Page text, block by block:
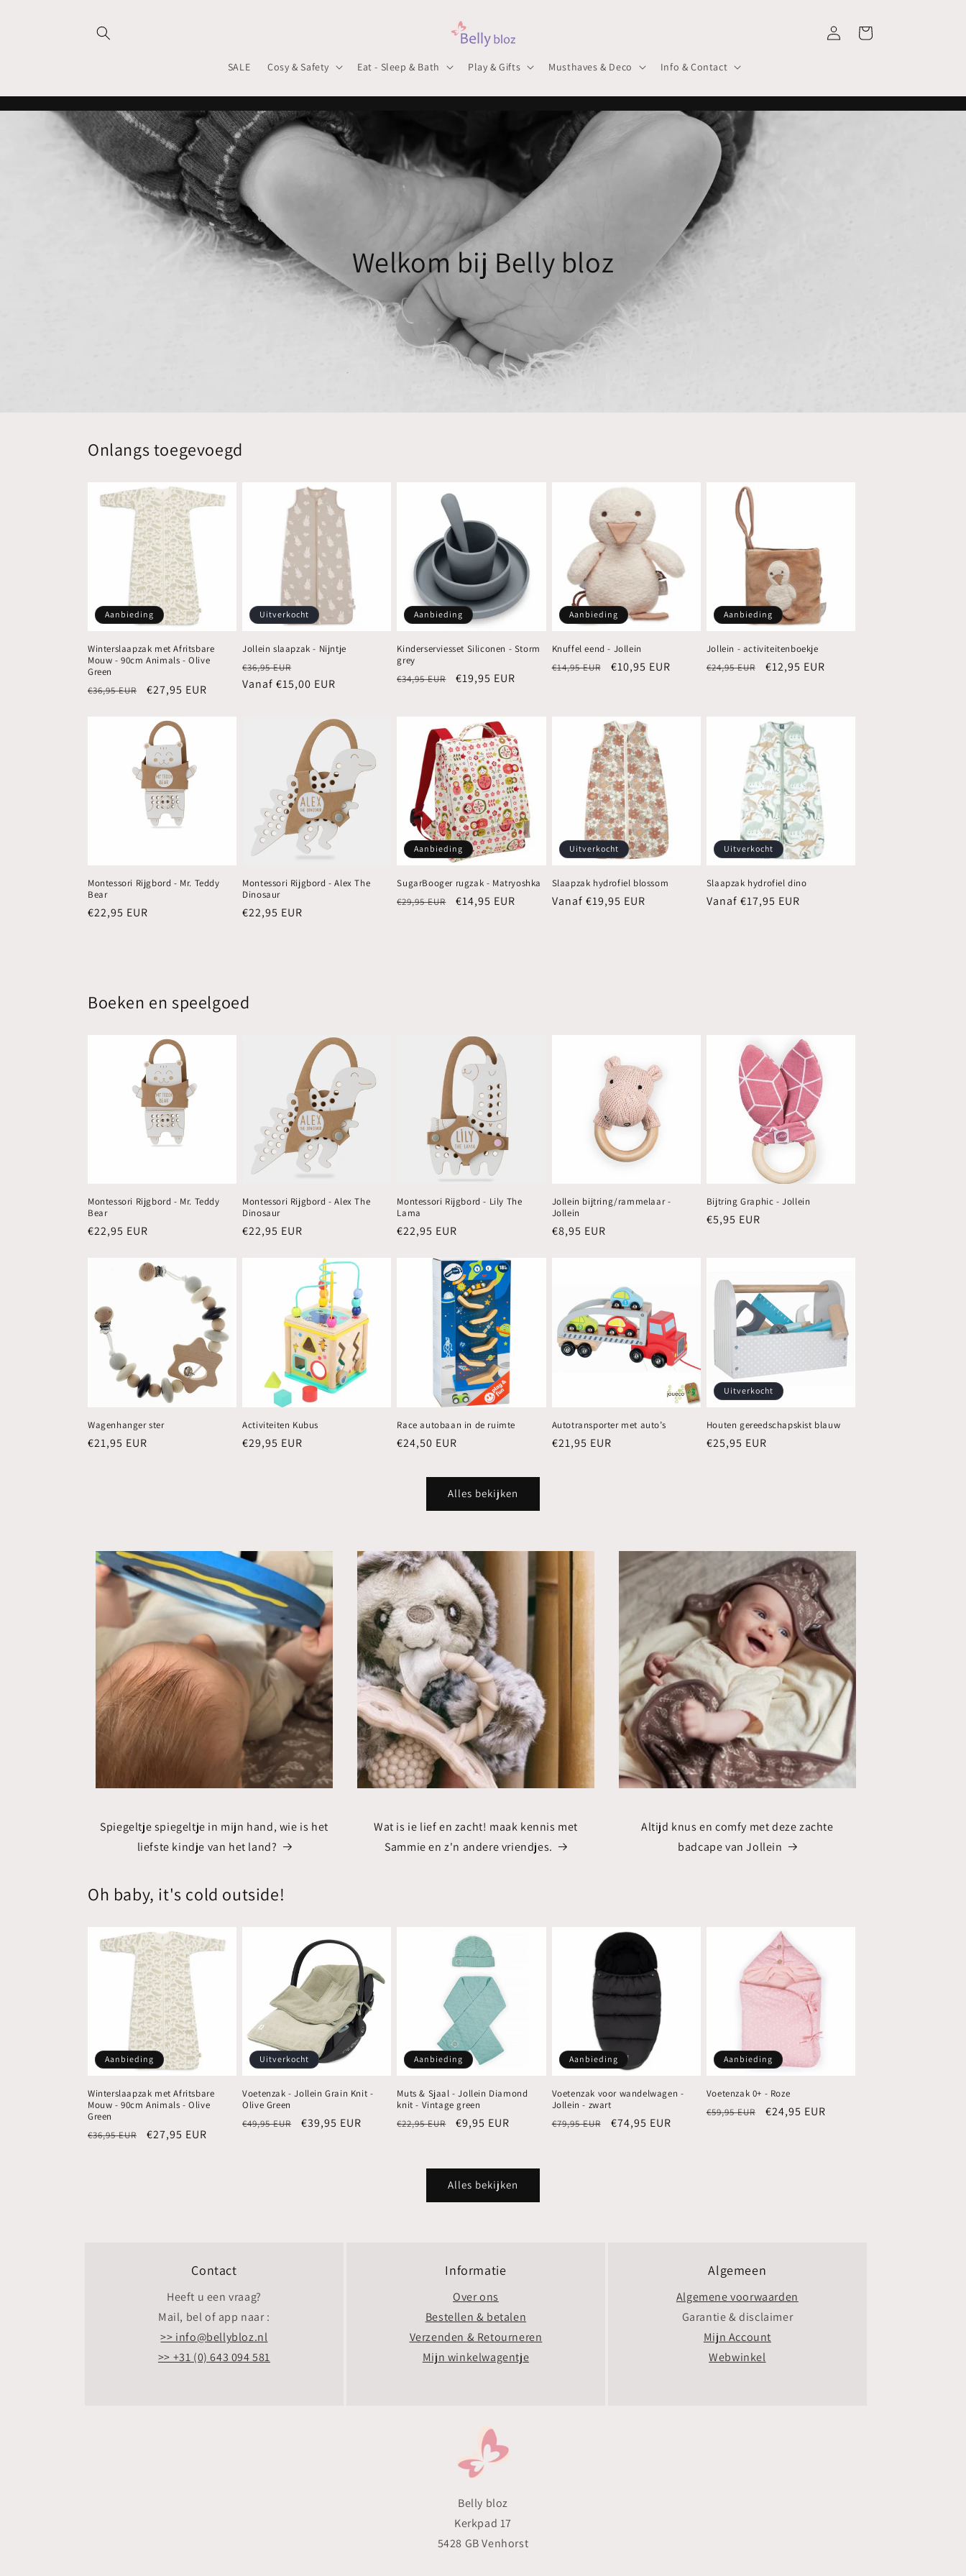
SALE Cosy & Safety Eat - Sleep & Bath Play & Gifts Musthaves & Deco Info & Contact
InloggenWinkelwagen
Welkom bij Belly bloz
Onlangs toegevoegd
Aanbieding
Winterslaapzak met Afritsbare
Mouw - 90cm Animals - Olive
Green
Normale
€36,95 EUR Aanbiedingsprijs
€27,95 EUR
Uitverkocht
Jollein slaapzak - Nijntje
Normale
prijs
€36,95 EUR
Vanaf €15,00 EUR
Aanbieding
Kinderserviesset Siliconen - Storm
grey
Normale
€34,95 EUR Aanbiedingsprijs
€19,95 EUR
Aanbieding
Knuffel eend - Jollein
Normale
€14,95 EUR Aanbiedingsprijs
€10,95 EUR
Aanbieding
Jollein - activiteitenboekje
Normale
€24,95 EUR Aanbiedingsprijs
€12,95 EUR
Montessori Rijgbord - Mr. Teddy
Bear
Normale
€22,95 EUR
Montessori Rijgbord - Alex The
Dinosaur
Normale
€22,95 EUR
Aanbieding
SugarBooger rugzak - Matryoshka
Normale
€29,95 EUR Aanbiedingsprijs
€14,95 EUR
Uitverkocht
Slaapzak hydrofiel blossom
Normale
Vanaf €19,95 EUR
Uitverkocht
Slaapzak hydrofiel dino
Normale
Vanaf €17,95 EUR
Boeken en speelgoed
Montessori Rijgbord - Mr. Teddy
Bear
Normale
€22,95 EUR
Montessori Rijgbord - Alex The
Dinosaur
Normale
€22,95 EUR
Montessori Rijgbord - Lily The
Lama
Normale
€22,95 EUR
Jollein bijtring/rammelaar -
Jollein
Normale
€8,95 EUR
Bijtring Graphic - Jollein
Normale
€5,95 EUR
Wagenhanger ster
Normale
€21,95 EUR
Activiteiten Kubus
Normale
€29,95 EUR
Race autobaan in de ruimte
Normale
€24,50 EUR
Autotransporter met auto’s
Normale
€21,95 EUR
Uitverkocht
Houten gereedschapskist blauw
Normale
€25,95 EUR
Alles bekijken
Spiegeltje spiegeltje in mijn hand, wie is het
liefste kindje van het land?
Wat is ie lief en zacht! maak kennis met
Sammie en z'n andere vriendjes.
Altijd knus en comfy met deze zachte
badcape van Jollein
Oh baby, it's cold outside!
Aanbieding
Winterslaapzak met Afritsbare
Mouw - 90cm Animals - Olive
Green
Normale
€36,95 EUR Aanbiedingsprijs
€27,95 EUR
Uitverkocht
Voetenzak - Jollein Grain Knit -
Olive Green
Normale
€49,95 EUR Aanbiedingsprijs
€39,95 EUR
Aanbieding
Muts & Sjaal - Jollein Diamond
knit - Vintage green
Normale
€22,95 EUR Aanbiedingsprijs
€9,95 EUR
Aanbieding
Voetenzak voor wandelwagen -
Jollein - zwart
Normale
€79,95 EUR Aanbiedingsprijs
€74,95 EUR
Aanbieding
Voetenzak 0+ - Roze
Normale
€59,95 EUR Aanbiedingsprijs
€24,95 EUR
Alles bekijken
Contact
Heeft u een vraag?
Mail, bel of app naar :
>> info@bellybloz.nl
>> +31 (0) 643 094 581
Informatie
Over ons
Bestellen & betalen
Verzenden & Retourneren
Mijn winkelwagentje
Algemeen
Algemene voorwaarden
Garantie & disclaimer
Mijn Account
Webwinkel
Belly bloz
Kerkpad 17
5428 GB Venhorst